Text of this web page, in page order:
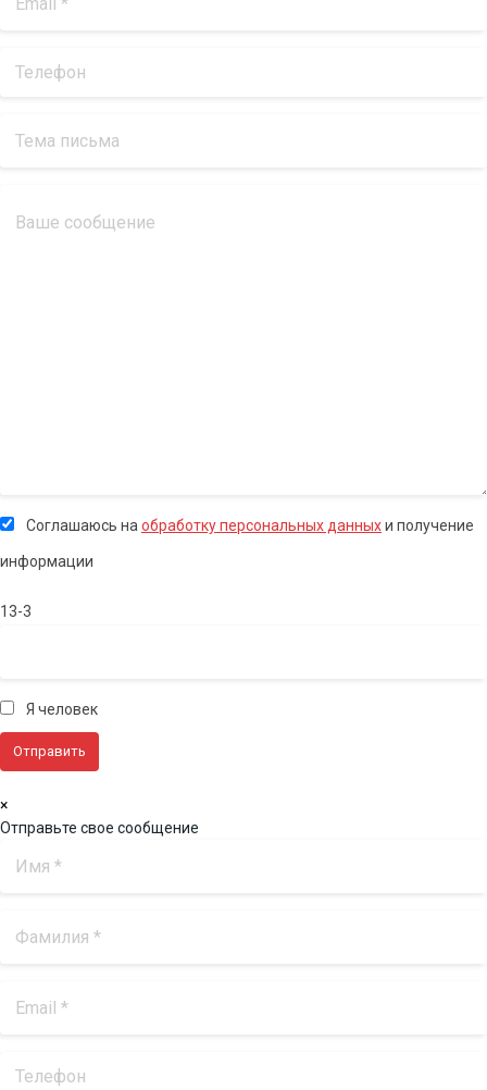
Соглашаюсь на обработку персональных данныхи получение
информации
13-3
Я человек
×
Отправьте свое сообщение